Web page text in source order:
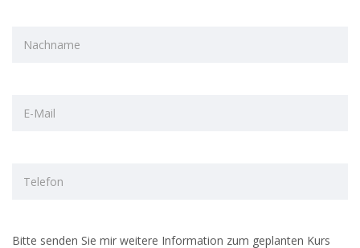
Bitte senden Sie mir weitere Information zum geplanten Kurs